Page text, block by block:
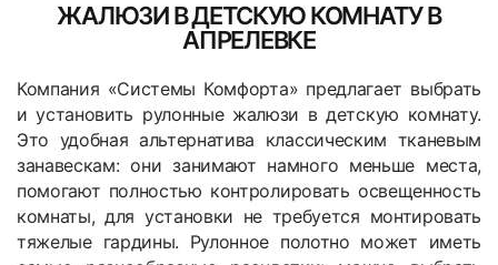
ЖАЛЮЗИ В ДЕТСКУЮ КОМНАТУ В
АПРЕЛЕВКЕ
Компания «Системы Комфорта» предлагает выбрать
и установить рулонные жалюзи в детскую комнату.
Это удобная альтернатива классическим тканевым
занавескам: они занимают намного меньше места,
помогают полностью контролировать освещенность
комнаты, для установки не требуется монтировать
тяжелые гардины. Рулонное полотно может иметь